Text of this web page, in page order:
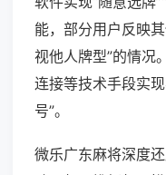
能，部分用户反映
视他人牌型”的情况
连接等技术手段实
号”。
微乐广东麻将深度